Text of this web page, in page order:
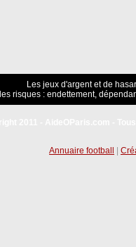
Les jeux d'argent et de
risques : endettement,
Annuaire football